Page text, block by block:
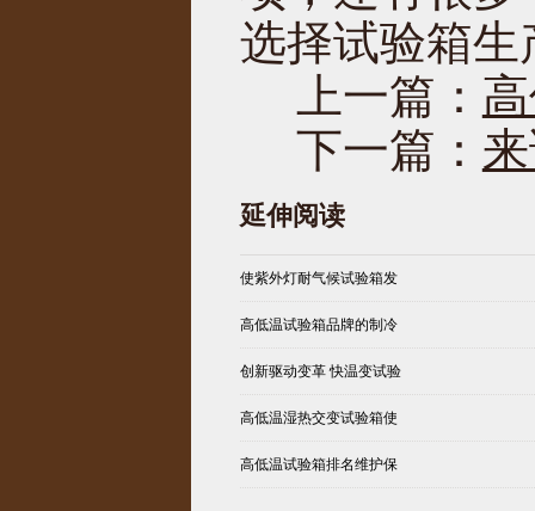
选择试验箱生
上一篇：
下一篇：
延伸阅读
使紫外灯耐气候试验箱发
高低温试验箱品牌的制冷
创新驱动变革 快温变试验
高低温湿热交变试验箱使
高低温试验箱排名维护保